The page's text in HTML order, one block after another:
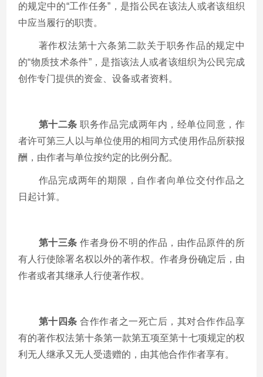
的规定中的“工作任务” ，是指公民在该法人或者该组织
中应当履行的职责。
著作权法第十六条第二款关于职务作品的规定中
的“物质技术条件”，是指该法人或者该组织为公民完成
创作专门提供的资金、设备或者资料。
第十二条职务作品完成两年内，经单位同意，作
者许可第三人以与单位使用的相同方式使用作品所获报
酬，由作者与单位按约定的比例分配。
作品完成两年的期限，自作者向单位交付作品之
日起计算。
第十三条作者身份不明的作品，由作品原件的所
有人行使除署名权以外的著作权。作者身份确定后，由
作者或者其继承人行使著作权。
第十四条合作作者之一死亡后，其对合作作品享
有的著作权法第十条第一款第五项至第十七项规定的权
利无人继承又无人受遗赠的，由其他合作作者享有。